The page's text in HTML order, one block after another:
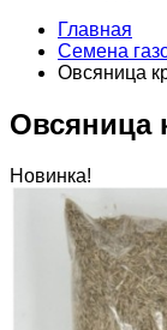
Главная
Семена
Овсяница
Овсяница
Новинка!